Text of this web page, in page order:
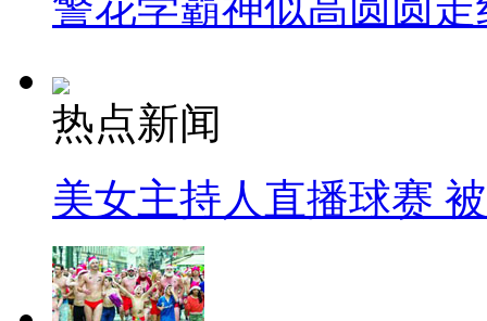
热点新闻
美女主持人直播球赛